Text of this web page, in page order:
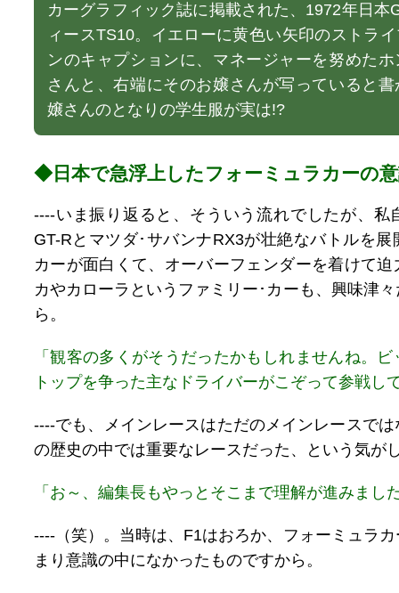
カーグラフィック誌に掲載された、1972年日本
ィースTS10。イエローに黄色い矢印のストラ
ンのキャプションに、マネージャーを努めた
さんと、右端にそのお嬢さんが写っていると
嬢さんのとなりの学生服が実は!?
◆日本で急浮上したフォーミュラカーの
----いま振り返ると、そういう流れでしたが、私
GT-Rとマツダ･サバンナRX3が壮絶なバトルを展
カーが面白くて、オーバーフェンダーを着けて
カやカローラというファミリー･カーも、興味津
ら。
「観客の多くがそうだったかもしれませんね。
トップを争った主なドライバーがこぞって参戦し
----でも、メインレースはただのメインレースで
の歴史の中では重要なレースだった、という気が
「お～、編集長もやっとそこまで理解が進みまし
----（笑）。当時は、F1はおろか、フォーミュラ
まり意識の中になかったものですから。